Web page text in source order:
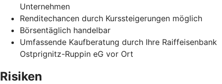
Unternehmen
Renditechancen durch Kurssteigerungen möglich
Börsentäglich handelbar
Umfassende Kaufberatung durch Ihre Raiffeisenbank
Ostprignitz-Ruppin eG vor Ort
Risiken